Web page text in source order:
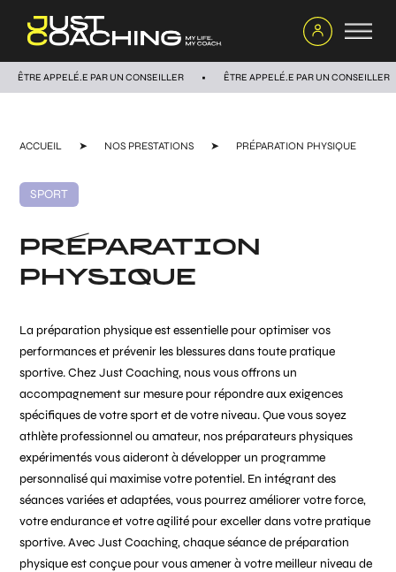
ÊTRE APPELÉ.E PAR UN CONSEILLER ÊTRE APPELÉ.E PAR UN CONSEILLER
ACCUEIL ➤ NOS PRESTATIONS ➤ PRÉPARATION PHYSIQUE
SPORT
PRÉPARATION
PHYSIQUE
La préparation physique est essentielle pour optimiser vos
performances et prévenir les blessures dans toute pratique
sportive. Chez Just Coaching, nous vous offrons un
accompagnement sur mesure pour répondre aux exigences
spécifiques de votre sport et de votre niveau. Que vous soyez
athlète professionnel ou amateur, nos préparateurs physiques
expérimentés vous aideront à développer un programme
personnalisé qui maximise votre potentiel. En intégrant des
séances variées et adaptées, vous pourrez améliorer votre force,
votre endurance et votre agilité pour exceller dans votre pratique
sportive. Avec Just Coaching, chaque séance de préparation
physique est conçue pour vous amener à votre meilleur niveau de